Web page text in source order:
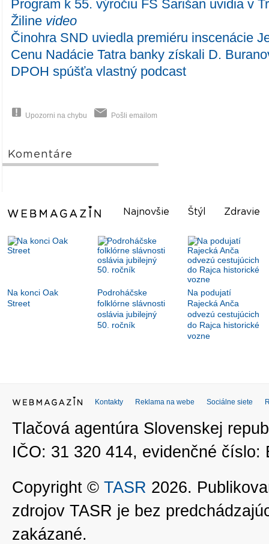
Program k 55. výročiu FS Šarišan uvidia v
Žiline video
Činohra SND uviedla premiéru inscenácie
Cenu Nadácie Tatra banky získali D.
DPOH spúšťa vlastný podcast
Upozorni na chybu Pošli emailom
Komentáre
Najnovšie Štýl Zdravie
Na konci Oak
Street
Podroháčske
folklórne slávnosti
oslávia jubilejný
50. ročník
Na podujatí
Rajecká Anča
odvezú cestujúcich
do Rajca historické
vozne
Kontakty Reklama na webe Sociálne siete
Tlačová agentúra Slovenskej
IČO: 31 320 414, evidenčné číslo:
Copyright © TASR 2026.
zdrojov TASR je bez
zakázané.